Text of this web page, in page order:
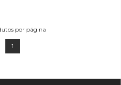
por página
1